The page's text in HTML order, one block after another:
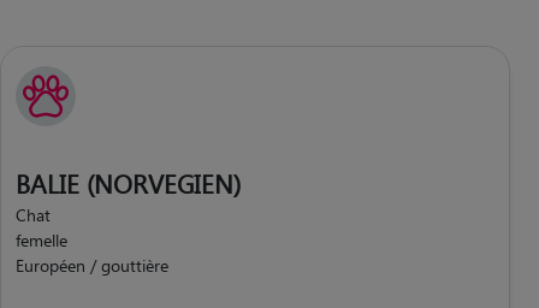
BALIE (NORVEGIEN)
Chat
femelle
Européen / gouttière